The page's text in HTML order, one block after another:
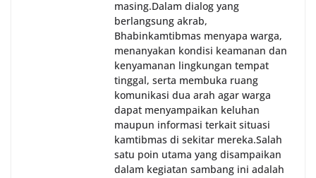
masing.‎Dalam dialog yang
berlangsung akrab,
Bhabinkamtibmas menyapa warga,
menanyakan kondisi keamanan dan
kenyamanan lingkungan tempat
tinggal, serta membuka ruang
komunikasi dua arah agar warga
dapat menyampaikan keluhan
maupun informasi terkait situasi
kamtibmas di sekitar mereka.‎‎‎Salah
satu poin utama yang disampaikan
dalam kegiatan sambang ini adalah